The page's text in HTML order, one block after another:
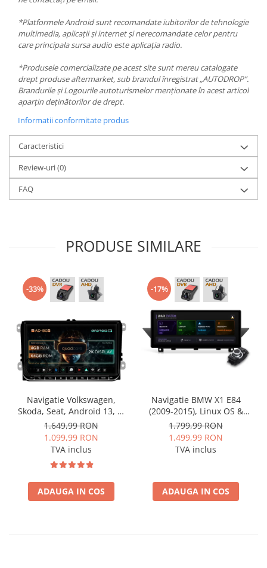
*Platformele Android sunt recomandate iubitorilor de tehnologie
multimedia, aplicații și internet și nerecomandate celor pentru
care principala sursa audio este aplicația radio.
*Produsele comercializate pe acest site sunt mereu catalogate
drept produse aftermarket, sub brandul înregistrat „AUTODROP”.
Brandurile și Logourile autoturismelor menționate în acest articol
aparțin deținătorilor de drept.
Informatii conformitate produs
Caracteristici
Review-uri(0)
FAQ
PRODUSE SIMILARE
-33%
Navigatie Volkswagen,
Skoda, Seat, Android 13, S-
Quadcore / 4GB RAM +
64GB ROM, 9 Inch - AD-
BGSW94L
1.649,99 RON
1.099,99 RON
TVA inclus
ADAUGA IN COS
-17%
Navigatie BMW X1 E84
(2009-2015), Linux OS &
OEM, Varianta iDrive,
CarPlay & Android Auto
Wireless, MirrorLink,
Camera AHD, 12.3 Inch -
1.799,99 RON
1.499,99 RON
TVA inclus
ADAUGA IN COS